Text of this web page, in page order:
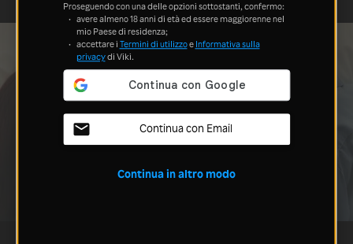
Proseguendo con una delle opzioni sottostanti, confermo:
avere almeno 18 anni di età ed essere maggiorenne nel
mio Paese di residenza;
accettare i Termini di utilizzoe Informativa sulla
privacydi Viki.
Continua con Email
Continua in altro modo